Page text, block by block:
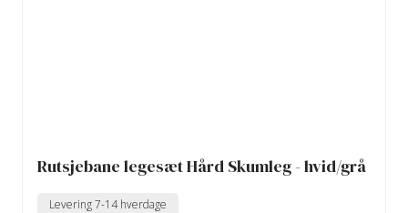
Rutsjebane legesæt Hård Skumleg - hvid/grå
Levering 7-14 hverdage